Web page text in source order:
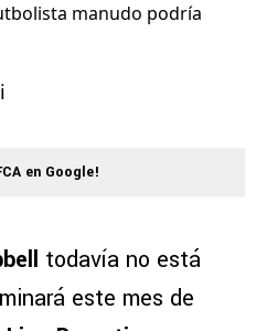
manudo podría
en Google!
todavía no está
este mes de